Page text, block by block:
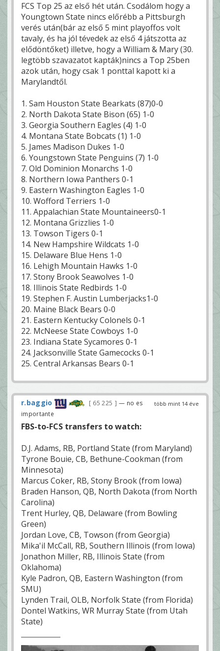
FCS Top 25 az első hét után. Csodálom hogy a
Youngtown State nincs előrébb a Pittsburgh
verés után(bár az első 5 mint playoffos volt
tavaly, és ha jól tévedek az első 4 játszotta az
elődöntőket) illetve, hogy a William & Mary (30.
legtöbb szavazatot kapták)nincs a Top 25ben
azok után, hogy csak 1 ponttal kapott ki a
Marylandtől.
1. Sam Houston State Bearkats (87)0-0
2. North Dakota State Bison (65) 1-0
3. Georgia Southern Eagles (4) 1-0
4. Montana State Bobcats (1) 1-0
5. James Madison Dukes 1-0
6. Youngstown State Penguins (7) 1-0
7. Old Dominion Monarchs 1-0
8. Northern Iowa Panthers 0-1
9. Eastern Washington Eagles 1-0
10. Wofford Terriers 1-0
11. Appalachian State Mountaineers0-1
12. Montana Grizzlies 1-0
13. Towson Tigers 0-1
14. New Hampshire Wildcats 1-0
15. Delaware Blue Hens 1-0
16. Lehigh Mountain Hawks 1-0
17. Stony Brook Seawolves 1-0
18. Illinois State Redbirds 1-0
19. Stephen F. Austin Lumberjacks1-0
20. Maine Black Bears 0-0
21. Eastern Kentucky Colonels 0-1
22. McNeese State Cowboys 1-0
23. Indiana State Sycamores 0-1
24. Jacksonville State Gamecocks 0-1
25. Central Arkansas Bears 0-1
több mint 14 éve
r.baggio 65 225
— no es
importante
FBS-to-FCS transfers to watch:
D.J. Adams, RB, Portland State (from Maryland)
Tyrone Bouie, CB, Bethune-Cookman (from
Minnesota)
Marcus Coker, RB, Stony Brook (from Iowa)
Braden Hanson, QB, North Dakota (from North
Carolina)
Trent Hurley, QB, Delaware (from Bowling
Green)
Jordan Love, CB, Towson (from Georgia)
Mika'il McCall, RB, Southern Illinois (from Iowa)
Jonathon Miller, RB, Illinois State (from
Oklahoma)
Kyle Padron, QB, Eastern Washington (from
SMU)
Lynden Trail, OLB, Norfolk State (from Florida)
Dontel Watkins, WR Murray State (from Utah
State)